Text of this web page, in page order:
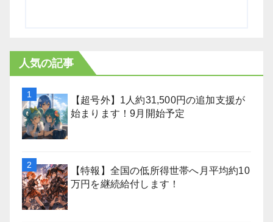
人気の記事
【超号外】1人約31,500円の追加支援が
始まります！9月開始予定
【特報】全国の低所得世帯へ月平均約10
万円を継続給付します！